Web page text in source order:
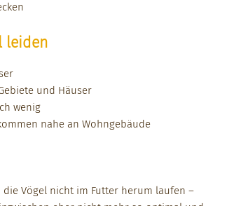
leiden
und Häuser
wenig
nahe an Wohnge­bäude
Vögel nicht im Fut­ter herum laufen –